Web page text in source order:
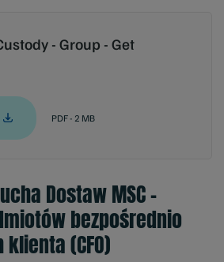
- Group - Get
PDF - 2 MB
Dostaw MSC –
bezpośrednio
(CFO)